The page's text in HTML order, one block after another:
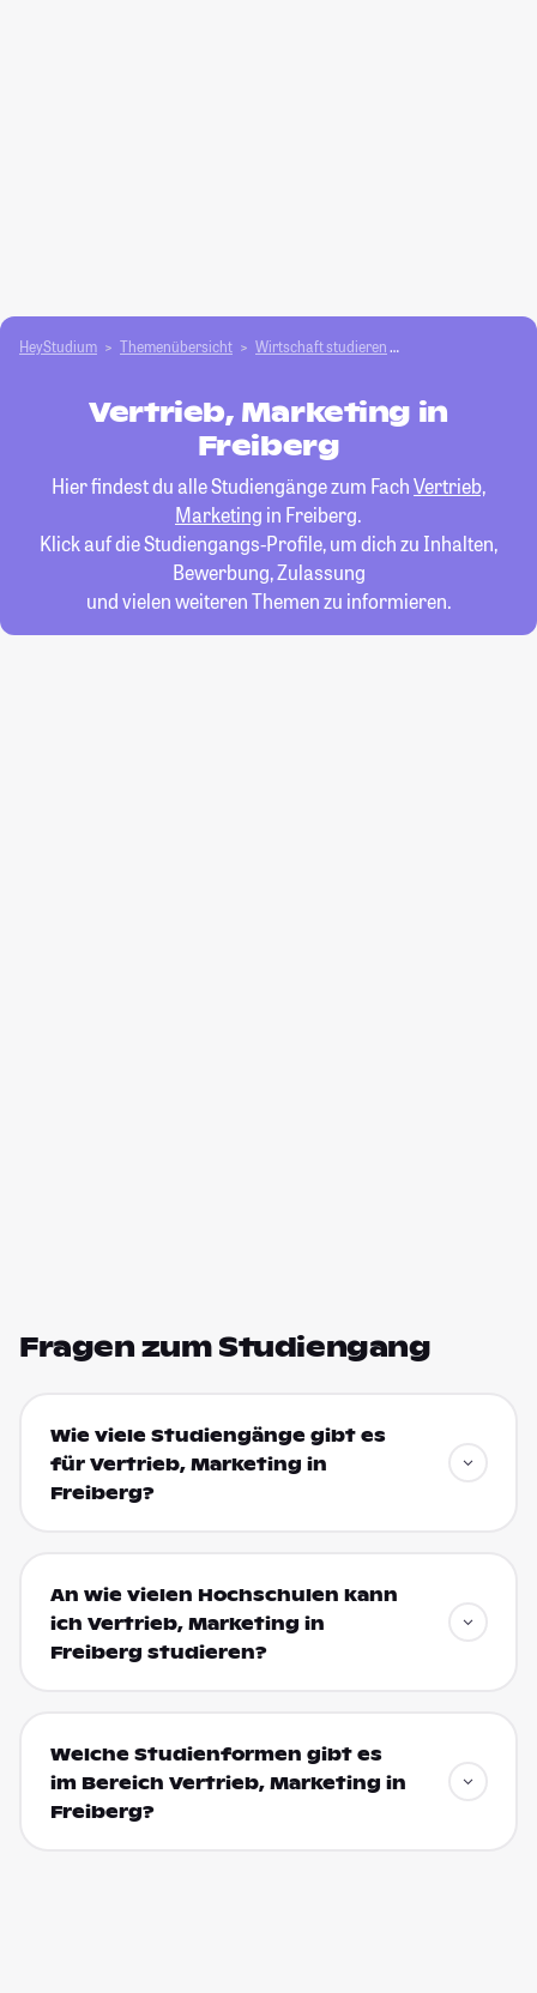
HeyStudium Themenübersicht Wirtschaft studieren
Vertrieb, Marketing in
Freiberg
Hier findest du alle Studiengänge zum FachVertrieb,
Marketing in Freiberg.
Klick auf die Studiengangs-Profile, um dich zu Inhalten,
Bewerbung, Zulassung
und vielen weiteren Themen zu informieren.
Fragen zum Studiengang
Wie viele Studiengänge gibt es
für Vertrieb, Marketing in
Freiberg?
An wie vielen Hochschulen kann
ich Vertrieb, Marketing in
Freiberg studieren?
Welche Studienformen gibt es
im Bereich Vertrieb, Marketing in
Freiberg?